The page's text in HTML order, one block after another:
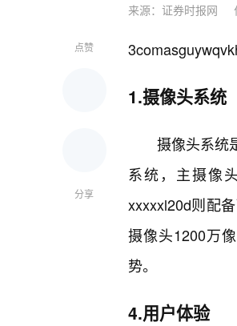
来源：证券时报网
点赞
分享
1.摄像头系统
摄像头系统
系统，主摄像
xxxxxl20d则配
摄像头1200万
势。
4.用户体验